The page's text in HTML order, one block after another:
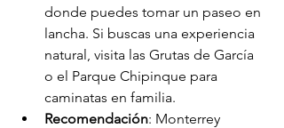
donde puedes tomar un paseo en
lancha. Si buscas una experiencia
natural, visita las Grutas de García
o el Parque Chipinque para
caminatas en familia.
Recomendación: Monterrey